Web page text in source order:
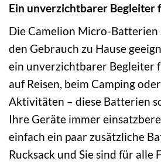
Ein unverzichtbarer Begleiter
Die Camelion Micro-
den Gebrauch zu Hause
ein unverzichtbarer Begleiter
auf Reisen, beim Camping
Aktivitäten – diese Batterien
Ihre Geräte immer
einfach ein paar zusätzliche
Rucksack und Sie sind für alle